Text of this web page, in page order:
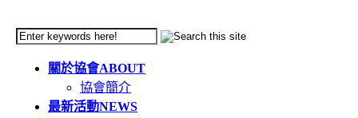
關於協會ABOUT
協會簡介
最新活動NEWS